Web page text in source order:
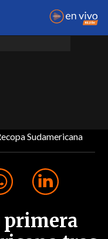
Sudamericana
primera